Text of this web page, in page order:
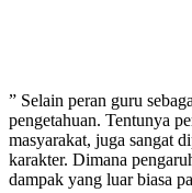
” Selain peran guru
pengetahuan. Tentunya
masyarakat, juga sangat
karakter. Dimana
dampak yang luar biasa